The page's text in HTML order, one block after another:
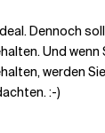
Dennoch
Und wenn
werden
:-)